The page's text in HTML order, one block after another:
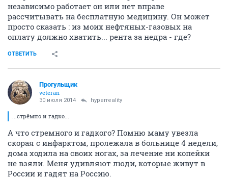
независимо работает он или нет вправе
рассчитывать на бесплатную медицину. Он может
просто сказать : из моих нефтяных-газовых на
оплату должно хватить... рента за недра - где?
ОТВЕТИТЬ
Прогульщик
veteran
30 июля 2014 hyperreality
...стрёмно и гадко...
А что стремного и гадкого? Помню маму увезла
скорая с инфарктом, пролежала в больнице 4 недели,
дома ходила на своих ногах, за лечение ни копейки
не взяли. Меня удивляют люди, которые живут в
России и гадят на Россию.